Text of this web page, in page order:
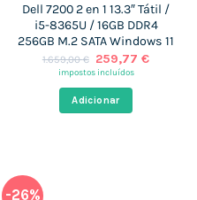
Dell 7200 2 en 1 13.3″ Tátil /
i5-8365U / 16GB DDR4
256GB M.2 SATA Windows 11
1.659,00€ O
preço
era:
1.659,00 €.
259,77€O
impostos incluídos
Adicionar
-26%